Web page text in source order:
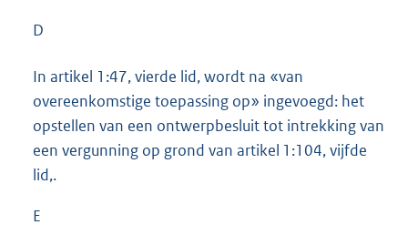
D
In artikel 1:47, vierde lid, wordt na «van
overeenkomstige toepassing op» ingevoegd: het
opstellen van een ontwerpbesluit tot intrekking van
een vergunning op grond van artikel 1:104, vijfde
lid,.
E